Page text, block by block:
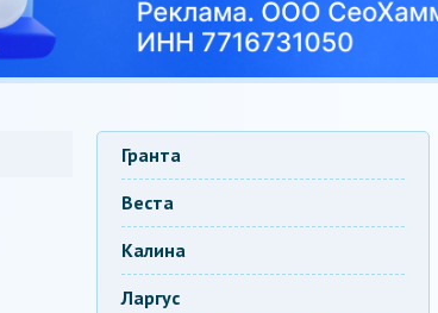
Гранта
Веста
Калина
Ларгус